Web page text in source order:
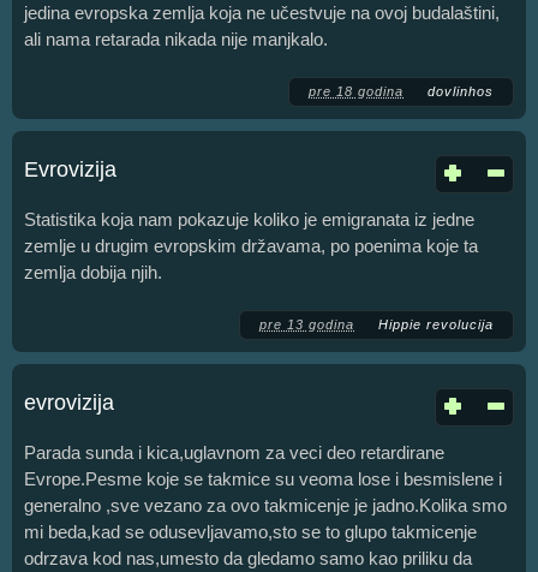
jedina evropska zemlja koja ne učestvuje na ovoj budalaštini,
ali nama retarada nikada nije manjkalo.
pre 18 godina dovlinhos
Evrovizija
Statistika koja nam pokazuje koliko je emigranata iz jedne
zemlje u drugim evropskim državama, po poenima koje ta
zemlja dobija njih.
pre 13 godina Hippie revolucija
evrovizija
Parada sunda i kica,uglavnom za veci deo retardirane
Evrope.Pesme koje se takmice su veoma lose i besmislene i
generalno ,sve vezano za ovo takmicenje je jadno.Kolika smo
mi beda,kad se odusevljavamo,sto se to glupo takmicenje
odrzava kod nas,umesto da gledamo samo kao priliku da